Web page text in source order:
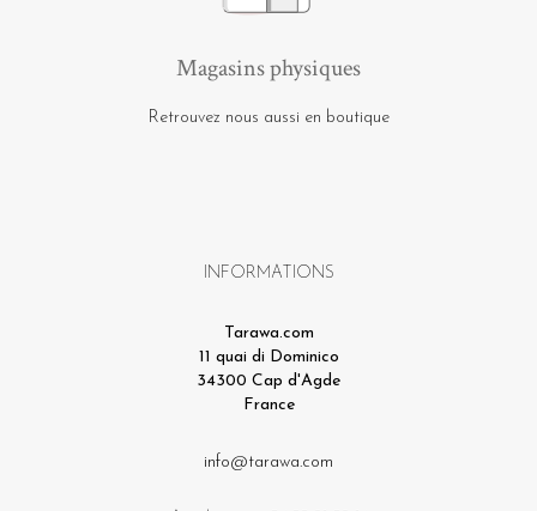
Magasins physiques
Retrouvez nous aussi en boutique
INFORMATIONS
Tarawa.com
11 quai di Dominico
34300 Cap d'Agde
France
info@tarawa.com